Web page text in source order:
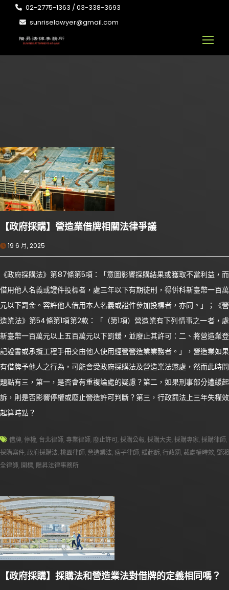
02-2775-1363 / 03-338-3693
sunriselawyer@gmail.com
【政府採購】營造業借牌相關法律爭議
19 6 月, 2025
《政府採購法》第87條第5項：「意圖影響採購結果或獲取不當利益，而
借用他人名義或證件投標者，處三年以下有期徒刑，得併科新臺幣一百萬
元以下罰金。容許他人借用本人名義或證件參加投標者，亦同。」；《營
造業法》第54條第1項第2款：「（第1項）營造業有下列情事之一者，處
新臺幣一百萬元以上五百萬元以下罰鍰，並廢止其許可：二、將營造業登
記證書或承攬工程手冊交由他人使用經營營造業業務者。」，營造業如果
有借牌予他人之行為，可能會受政府採購法及營造業法懲處，然而此時問
題點有三，第一，是否會有重複論處的疑慮？第二，如果刑事部分遭緩起
訴，則是否影響停權或廢止營造許可判斷？第三，行政罰法上三年失權效
起算時點？
借牌,停權, 台北律師,專業律師,廢止許可,採購公報,採購大夫,採購專家,採購律師,
採購案件,政府採購法,桃園律師, 營造業法,痞子律師,緩起訴,行政罰, 裁處權時效, 鄧湘
全律師, 開標, 陽昇法律事務所
【政府採購】採購法和營造業法對借牌的定義相同嗎？